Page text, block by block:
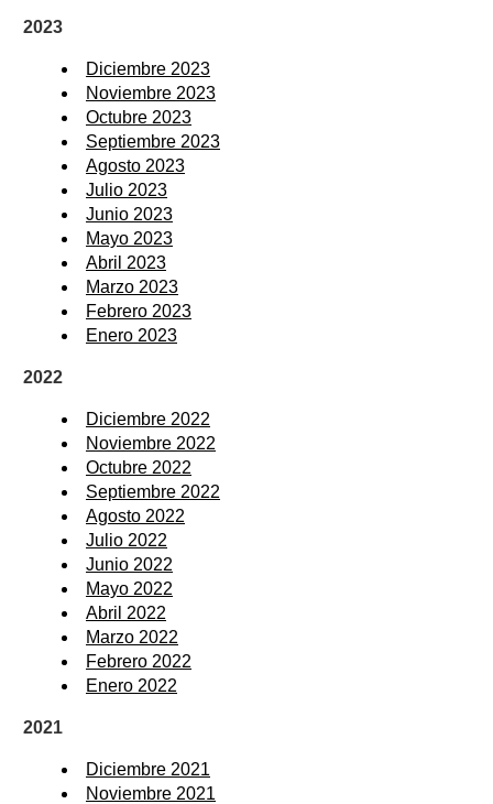
2023
Diciembre 2023
Noviembre 2023
Octubre 2023
Septiembre 2023
Agosto 2023
Julio 2023
Junio 2023
Mayo 2023
Abril 2023
Marzo 2023
Febrero 2023
Enero 2023
2022
Diciembre 2022
Noviembre 2022
Octubre 2022
Septiembre 2022
Agosto 2022
Julio 2022
Junio 2022
Mayo 2022
Abril 2022
Marzo 2022
Febrero 2022
Enero 2022
2021
Diciembre 2021
Noviembre 2021